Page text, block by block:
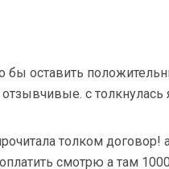
бы оставить
с толкнулась
толком договор!
смотрю а там